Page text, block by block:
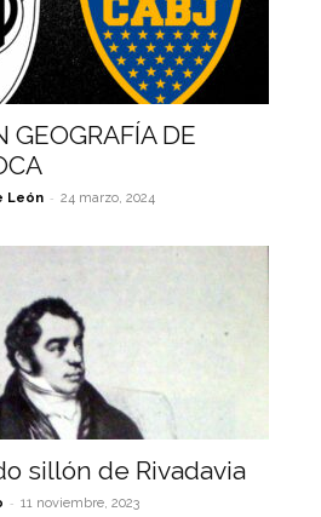
GEOGRAFÍA DE
León - 24 marzo, 2024
sillón de Rivadavia
- 11 noviembre, 2023